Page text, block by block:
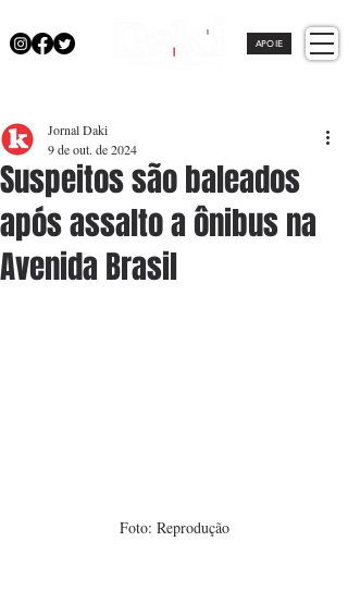
APOIE
Suspeitos são baleados
após assalto a ônibus na
Avenida Brasil
Jornal Daki
9 de out. de 2024
Foto: Reprodução